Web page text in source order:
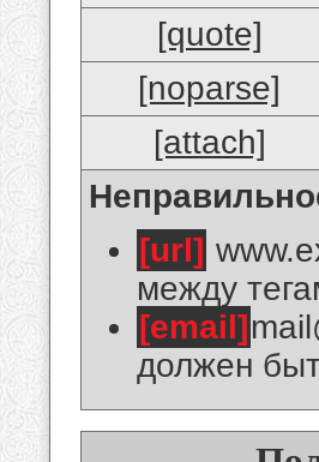
[quote]
[noparse]
[attach]
[url]
между
[email]
должен